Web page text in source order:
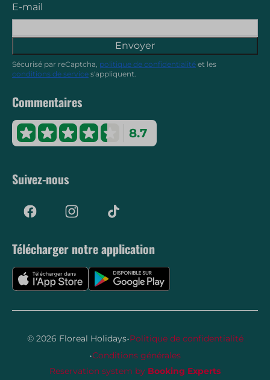
E-mail
Envoyer
Sécurisé par reCaptcha, politique de confidentialité et les
conditions de service s'appliquent.
Commentaires
8.7
Suivez-nous
Télécharger notre application
© 2026 Floreal Holidays·Politique de confidentialité
·Conditions générales
Reservation system by Booking Experts